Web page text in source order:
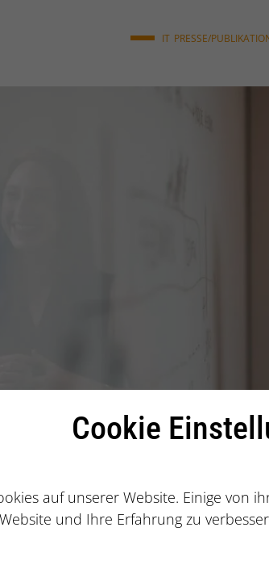
IT PRESSE/
und der Digitalisierung
Cookie
auf unserer Website. Einige von
und Ihre Erfahrung zu